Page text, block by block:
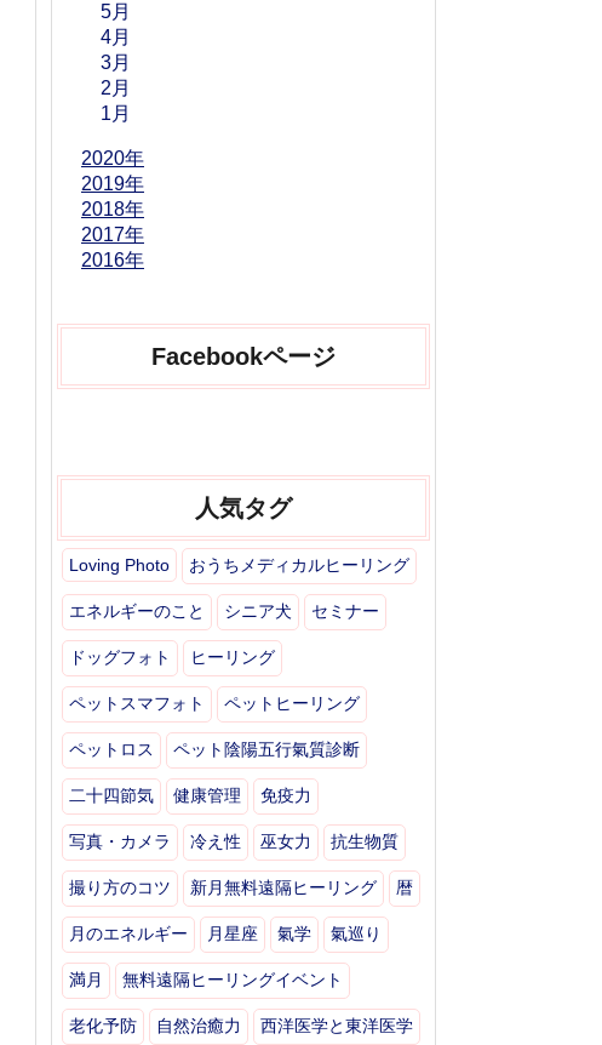
5月
4月
3月
2月
1月
2020年
2019年
2018年
2017年
2016年
Facebookページ
人気タグ
Loving Photo おうちメディカルヒーリング
エネルギーのこと シニア犬 セミナー
ドッグフォト ヒーリング
ペットスマフォト ペットヒーリング
ペットロス ペット陰陽五行氣質診断
二十四節気 健康管理 免疫力
写真・カメラ 冷え性 巫女力 抗生物質
撮り方のコツ 新月無料遠隔ヒーリング 暦
月のエネルギー 月星座 氣学 氣巡り
満月 無料遠隔ヒーリングイベント
老化予防 自然治癒力 西洋医学と東洋医学